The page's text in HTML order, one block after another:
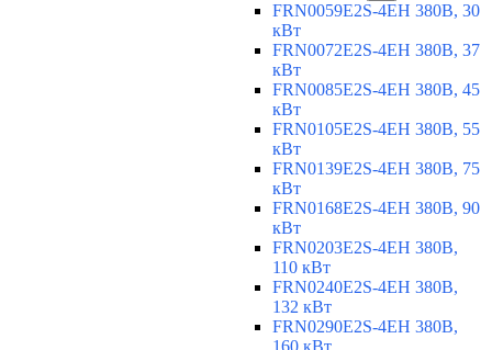
FRN0059E2S-4EH 380В, 30
кВт
FRN0072E2S-4EH 380В, 37
кВт
FRN0085E2S-4EH 380В, 45
кВт
FRN0105E2S-4EH 380В, 55
кВт
FRN0139E2S-4EH 380В, 75
кВт
FRN0168E2S-4EH 380В, 90
кВт
FRN0203E2S-4EH 380В,
110 кВт
FRN0240E2S-4EH 380В,
132 кВт
FRN0290E2S-4EH 380В,